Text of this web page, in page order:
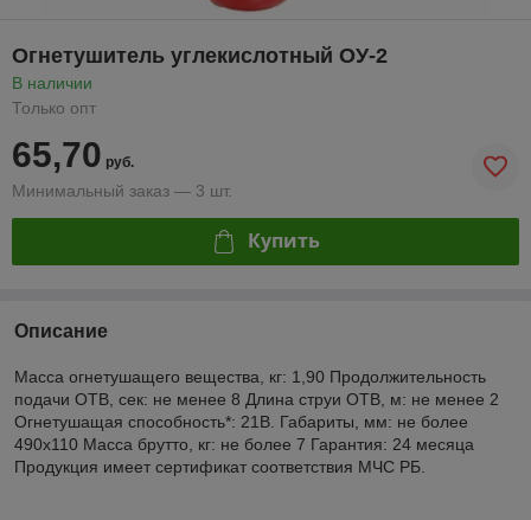
Огнетушитель углекислотный ОУ-2
В наличии
Только опт
65,70 руб.
Минимальный заказ — 3 шт.
Купить
Описание
Масса огнетушащего вещества, кг: 1,90 Продолжительность
подачи ОТВ, сек: не менее 8 Длина струи ОТВ, м: не менее 2
Огнетушащая способность*: 21В. Габариты, мм: не более
490х110 Масса брутто, кг: не более 7 Гарантия: 24 месяца
Продукция имеет сертификат соответствия МЧС РБ.